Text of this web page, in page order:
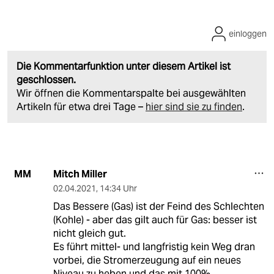
Die Kommentarfunktion unter diesem Artikel ist
geschlossen.
Wir öffnen die Kommentarspalte bei ausgewählten
Artikeln für etwa drei Tage – hier sind sie zu finden.
einloggen
MM Mitch Miller
02.04.2021, 14:34 Uhr
Das Bessere (Gas) ist der Feind des Schlechten
(Kohle) - aber das gilt auch für Gas: besser ist
nicht gleich gut.
Es führt mittel- und langfristig kein Weg dran
vorbei, die Stromerzeugung auf ein neues